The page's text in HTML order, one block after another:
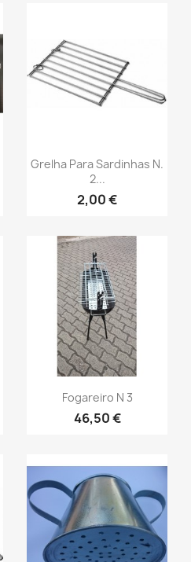
Grelha Para Sardinhas N.
2...
2,00 €
Fogareiro N 3
46,50 €